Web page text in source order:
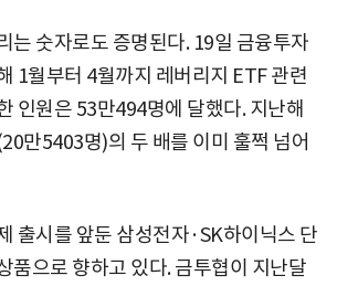
는 숫자로도 증명된다. 19일 금융투자
1월부터 4월까지 레버리지 ETF 관련
인원은 53만494명에 달했다. 지난해
만5403명)의 두 배를 이미 훌쩍 넘어
출시를 앞둔 삼성전자·SK하이닉스 단
품으로 향하고 있다. 금투협이 지난달